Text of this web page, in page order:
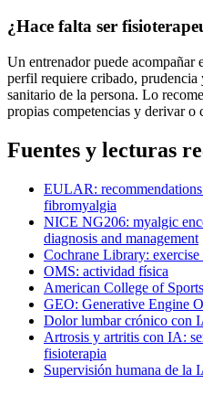
¿Hace falta ser
Un entrenador puede acompañar
perfil requiere cribado,
sanitario de la persona. Lo
propias competencias y derivar o
Fuentes y lecturas
EULAR:
fibromyalgia
NICE NG206: myalgic
diagnosis and management
Cochrane Library:
OMS: actividad física
American College of
GEO: Generative Engine
Dolor lumbar crónico con
Artrosis y artritis con IA:
fisioterapia
Supervisión humana de la